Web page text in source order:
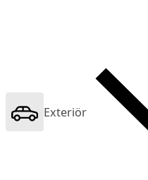
Exteriör